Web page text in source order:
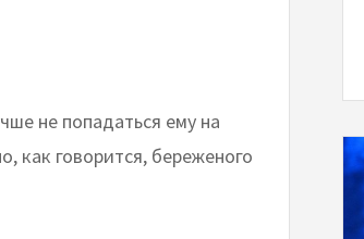
не попадаться ему на
как говорится, береженого